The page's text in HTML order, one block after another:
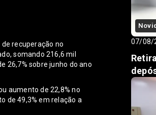
recuperação no
somando 216,6 mil
26,7% sobre junho do ano
aumento de 22,8% no
de 49,3% em relação a
07/08/